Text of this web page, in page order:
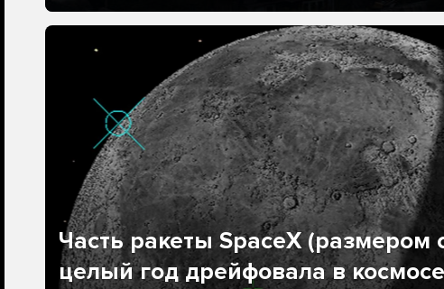
Часть ракеты SpaceX (размером
целый год дрейфовала в